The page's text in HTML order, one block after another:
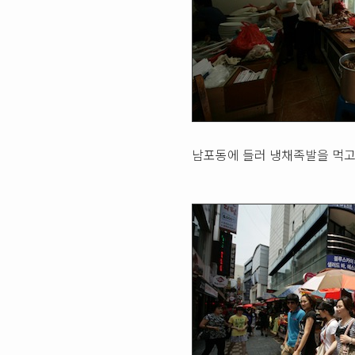
남포동에 들러 냉채족발을 먹